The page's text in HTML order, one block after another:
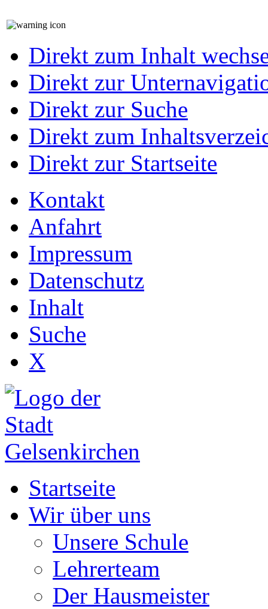
Direkt zum Inhalt
Direkt zur
Direkt zur Suche
Direkt zum
Direkt zur Startseite
Kontakt
Anfahrt
Impressum
Datenschutz
Inhalt
Suche
X
Startseite
Wir über uns
Unsere Schule
Lehrerteam
Der Hausmeister